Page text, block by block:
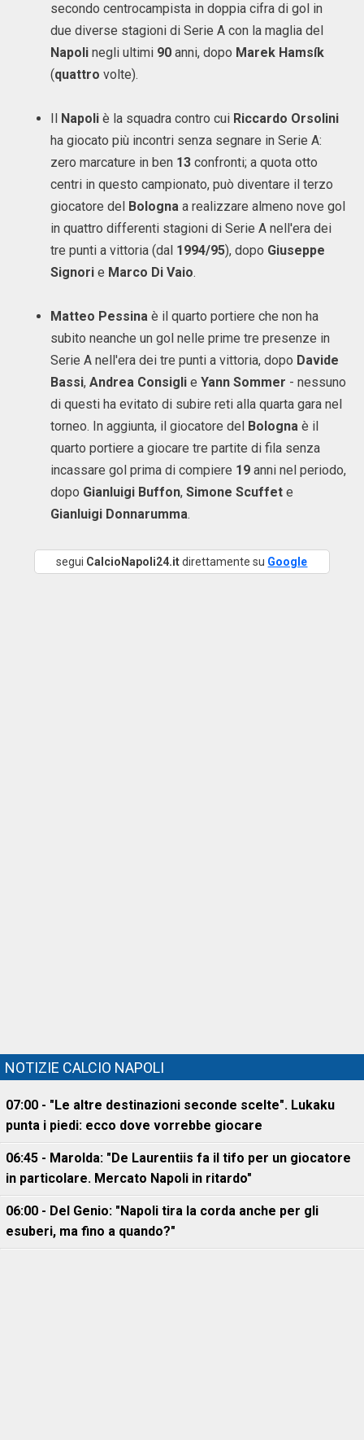
secondo centrocampista in doppia cifra di gol in
due diverse stagioni di Serie A con la maglia del
Napoli negli ultimi 90 anni, dopo Marek Hamsík
(quattro volte).
Il Napoli è la squadra contro cui Riccardo Orsolini
ha giocato più incontri senza segnare in Serie A:
zero marcature in ben 13 confronti; a quota otto
centri in questo campionato, può diventare il terzo
giocatore del Bologna a realizzare almeno nove gol
in quattro differenti stagioni di Serie A nell'era dei
tre punti a vittoria (dal 1994/95), dopo Giuseppe
Signori e Marco Di Vaio.
Matteo Pessina è il quarto portiere che non ha
subito neanche un gol nelle prime tre presenze in
Serie A nell'era dei tre punti a vittoria, dopo Davide
Bassi, Andrea Consigli e Yann Sommer - nessuno
di questi ha evitato di subire reti alla quarta gara nel
torneo. In aggiunta, il giocatore del Bologna è il
quarto portiere a giocare tre partite di fila senza
incassare gol prima di compiere 19 anni nel periodo,
dopo Gianluigi Buffon, Simone Scuffet e
Gianluigi Donnarumma.
segui CalcioNapoli24.itdirettamente su Google
NOTIZIE CALCIO NAPOLI
07:00 - "Le altre destinazioni seconde scelte". Lukaku
punta i piedi: ecco dove vorrebbe giocare
06:45 - Marolda: "De Laurentiis fa il tifo per un giocatore
in particolare. Mercato Napoli in ritardo"
06:00 - Del Genio: "Napoli tira la corda anche per gli
esuberi, ma fino a quando?"